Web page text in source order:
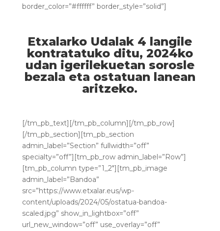
border_color=”#ffffff” border_style=”solid”]
Etxalarko Udalak 4 langile
kontratatuko ditu, 2024ko
udan igerilekuetan sorosle
bezala eta ostatuan lanean
aritzeko.
[/tm_pb_text][/tm_pb_column][/tm_pb_row]
[/tm_pb_section][tm_pb_section
admin_label=”Section” fullwidth=”off”
specialty=”off”][tm_pb_row admin_label=”Row”]
[tm_pb_column type=”1_2″][tm_pb_image
admin_label=”Bandoa”
src=”https://www.etxalar.eus/wp-
content/uploads/2024/05/ostatua-bandoa-
scaled.jpg” show_in_lightbox=”off”
url_new_window=”off” use_overlay=”off”